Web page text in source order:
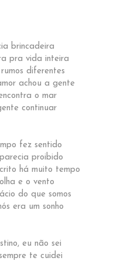
brincadeira
pra vida inteira
diferentes
achou a gente
o mar
continuar
fez sentido
proibido
há muito tempo
e o vento
do que somos
era um sonho
eu não sei
te cuidei